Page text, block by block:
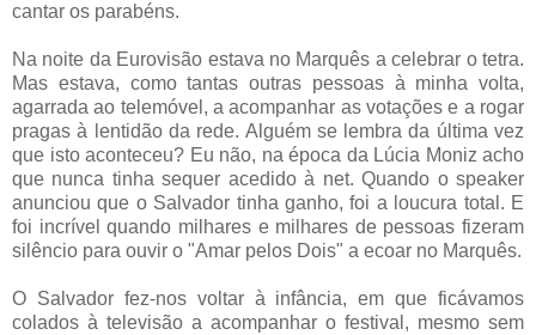
cantar os parabéns.
Na noite da Eurovisão estava no Marquês a celebrar o tetra.
Mas estava, como tantas outras pessoas à minha volta,
agarrada ao telemóvel, a acompanhar as votações e a rogar
pragas à lentidão da rede. Alguém se lembra da última vez
que isto aconteceu? Eu não, na época da Lúcia Moniz acho
que nunca tinha sequer acedido à net. Quando o speaker
anunciou que o Salvador tinha ganho, foi a loucura total. E
foi incrível quando milhares e milhares de pessoas fizeram
silêncio para ouvir o "Amar pelos Dois" a ecoar no Marquês.
O Salvador fez-nos voltar à infância, em que ficávamos
colados à televisão a acompanhar o festival, mesmo sem